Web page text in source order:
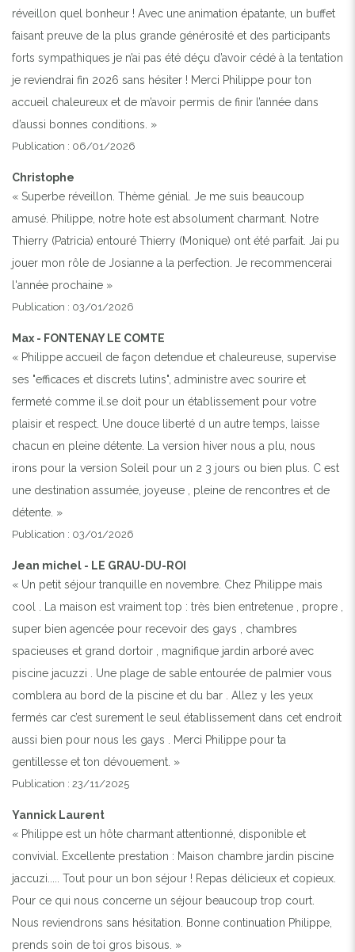
PISCINE 10X5 CHAUFFÉE ET AU SEL
Previous Next
réveillon quel bonheur ! Avec une animation épatante, un buffet
faisant preuve de la plus grande générosité et des participants
forts sympathiques je n’ai pas été déçu d’avoir cédé à la tentation
je reviendrai fin 2026 sans hésiter ! Merci Philippe pour ton
accueil chaleureux et de m’avoir permis de finir l’année dans
d’aussi bonnes conditions. »
Publication : 06/01/2026
Christophe
« Superbe réveillon. Thème génial. Je me suis beaucoup
amusé. Philippe, notre hote est absolument charmant. Notre
Thierry (Patricia) entouré Thierry (Monique) ont été parfait. Jai pu
jouer mon rôle de Josianne a la perfection. Je recommencerai
l'année prochaine »
Publication : 03/01/2026
Max - FONTENAY LE COMTE
« Philippe accueil de façon detendue et chaleureuse, supervise
ses "efficaces et discrets lutins", administre avec sourire et
fermeté comme il.se doit pour un établissement pour votre
plaisir et respect. Une douce liberté d un autre temps, laisse
chacun en pleine détente. La version hiver nous a plu, nous
irons pour la version Soleil pour un 2 3 jours ou bien plus. C est
une destination assumée, joyeuse , pleine de rencontres et de
détente. »
Publication : 03/01/2026
Jean michel - LE GRAU-DU-ROI
« Un petit séjour tranquille en novembre. Chez Philippe mais
cool . La maison est vraiment top : très bien entretenue , propre ,
super bien agencée pour recevoir des gays , chambres
spacieuses et grand dortoir , magnifique jardin arboré avec
piscine jacuzzi . Une plage de sable entourée de palmier vous
comblera au bord de la piscine et du bar . Allez y les yeux
fermés car c’est surement le seul établissement dans cet endroit
aussi bien pour nous les gays . Merci Philippe pour ta
gentillesse et ton dévouement. »
Publication : 23/11/2025
Yannick Laurent
« Philippe est un hôte charmant attentionné, disponible et
convivial. Excellente prestation : Maison chambre jardin piscine
jaccuzi..... Tout pour un bon séjour ! Repas délicieux et copieux.
Pour ce qui nous concerne un séjour beaucoup trop court.
Nous reviendrons sans hésitation. Bonne continuation Philippe,
prends soin de toi gros bisous. »